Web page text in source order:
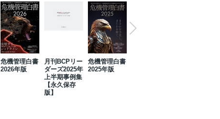
危機管理白書
2026年版
月刊BCPリー
ダーズ2025年
上半期事例集
【永久保存
版】
危機管理白書
2025年版